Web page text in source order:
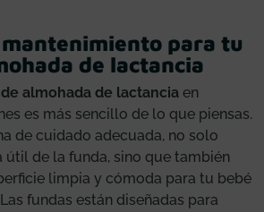
mantenimiento para tu
de lactancia
almohada de lactancia en
es más sencillo de lo que piensas.
de cuidado adecuada, no solo
útil de la funda, sino que también
limpia y cómoda para tu bebé
fundas están diseñadas para